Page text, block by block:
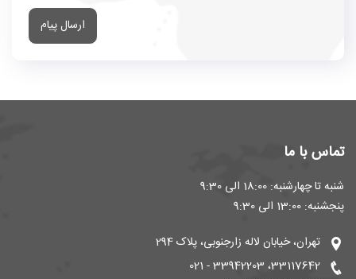
ارسال پیام
تماس با ما
شنبه تا چهارشنبه: 18:00 الی 9:30
پنجشنبه: 13:00 الی 9:30
تهران، خیابان لاله زارجنوبی، پلاک 294
33117642، 33942203 - 021